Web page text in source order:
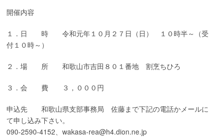
開催内容
１．日 時 令和元年１０月２７日（日） １０時半～（受
付１０時～）
２．場 所 和歌山市吉田８０１番地 割烹ちひろ
３．会 費 ３，０００円
申込先 和歌山県支部事務局 佐藤まで下記の電話かメールに
て申し込み下さい。
090-2590-4152、wakasa-rea@h4.dion.ne.jp